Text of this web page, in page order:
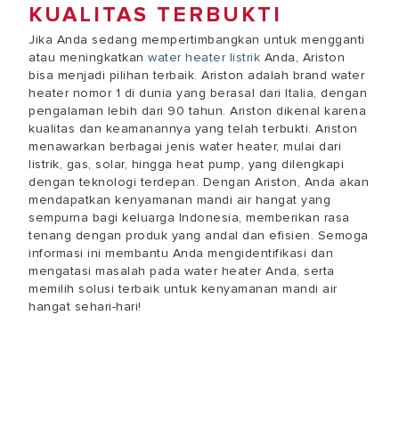
KUALITAS TERBUKTI
Jika Anda sedang mempertimbangkan untuk mengganti
atau meningkatkan water heater listrik Anda, Ariston
bisa menjadi pilihan terbaik. Ariston adalah brand water
heater nomor 1 di dunia yang berasal dari Italia, dengan
pengalaman lebih dari 90 tahun. Ariston dikenal karena
kualitas dan keamanannya yang telah terbukti. Ariston
menawarkan berbagai jenis water heater, mulai dari
listrik, gas, solar, hingga heat pump, yang dilengkapi
dengan teknologi terdepan. Dengan Ariston, Anda akan
mendapatkan kenyamanan mandi air hangat yang
sempurna bagi keluarga Indonesia, memberikan rasa
tenang dengan produk yang andal dan efisien. Semoga
informasi ini membantu Anda mengidentifikasi dan
mengatasi masalah pada water heater Anda, serta
memilih solusi terbaik untuk kenyamanan mandi air
hangat sehari-hari!